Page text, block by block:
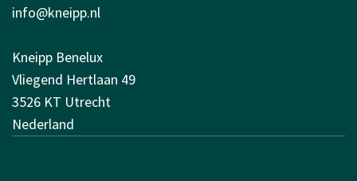
info@kneipp.nl
Kneipp Benelux
Vliegend Hertlaan 49
3526 KT Utrecht
Nederland